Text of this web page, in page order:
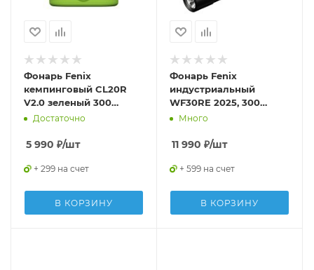
Фонарь Fenix
кемпинговый CL20R
V2.0 зеленый 300
люмен
Достаточно
5 990 ₽/шт
+ 299 на счет
В КОРЗИНУ
Фонарь Fenix
индустриальный
WF30RE 2025, 300
люмен
Много
11 990 ₽/шт
+ 599 на счет
В КОРЗИНУ